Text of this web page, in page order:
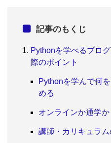
記事のもくじ
Pythonを学べるプロ
際のポイント
Pythonを学んで何
める
オンラインか通学か
講師・カリキュラ